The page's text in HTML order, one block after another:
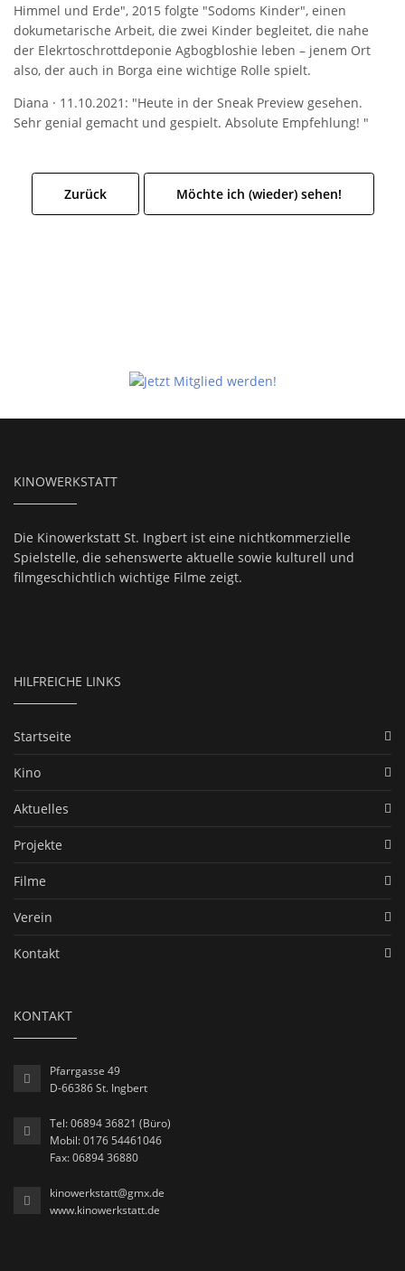
Himmel und Erde", 2015 folgte "Sodoms Kinder", einen
dokumetarische Arbeit, die zwei Kinder begleitet, die nahe
der Elekrtoschrottdeponie Agbogbloshie leben – jenem Ort
also, der auch in Borga eine wichtige Rolle spielt.
Diana · 11.10.2021: "Heute in der Sneak Preview gesehen.
Sehr genial gemacht und gespielt. Absolute Empfehlung! "
Zurück Möchte ich (wieder) sehen!
KINOWERKSTATT
Die Kinowerkstatt St. Ingbert ist eine nichtkommerzielle
Spielstelle, die sehenswerte aktuelle sowie kulturell und
filmgeschichtlich wichtige Filme zeigt.
HILFREICHE LINKS
Startseite
Kino
Aktuelles
Projekte
Filme
Verein
Kontakt
KONTAKT
Pfarrgasse 49
D-66386 St. Ingbert
Tel: 06894 36821 (Büro)
Mobil: 0176 54461046
Fax: 06894 36880
kinowerkstatt@gmx.de
www.kinowerkstatt.de